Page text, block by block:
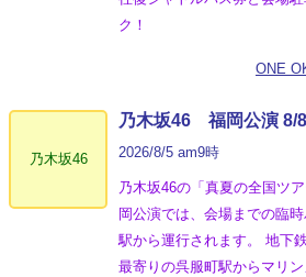
ク！
ONE
乃木坂46
乃木坂46 福岡公演 8/
2026/8/5 am9時
乃木坂46の「真夏の全国ツ
岡公演では、会場までの臨
駅から運行されます。 地下
最寄りの呉服町駅からマリ